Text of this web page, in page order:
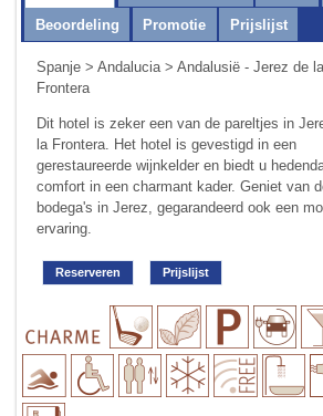
Beoordeling Promotie Prijslijst
Spanje >Andalucia> Andalusië - Jerez de
Frontera
Dit hotel is zeker een van de pareltjes in
la Frontera. Het hotel is gevestigd in een
gerestaureerde wijnkelder en biedt u
comfort in een charmant kader. Ge­niet van
bodega's in Jerez, gegaran­deerd ook een
ervaring.
Reserveren Prijslijst